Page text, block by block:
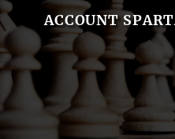
ACCOUNT